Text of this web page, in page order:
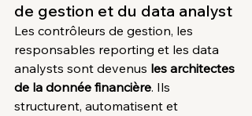
de gestion et du data analyst
Les contrôleurs de gestion, les
responsables reporting et les data
analysts sont devenus les architectes
de la donnée financière. Ils
structurent, automatisent et